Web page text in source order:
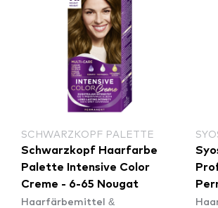
SCHWARZKOPF PALETTE
Schwarzkopf Haarfarbe
Palette Intensive Color
Creme - 6-65 Nougat
Haarfärbemittel &